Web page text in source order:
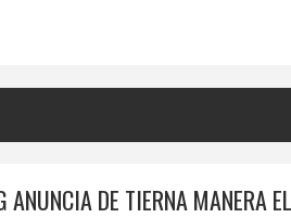
ANUNCIA DE TIERNA MANERA